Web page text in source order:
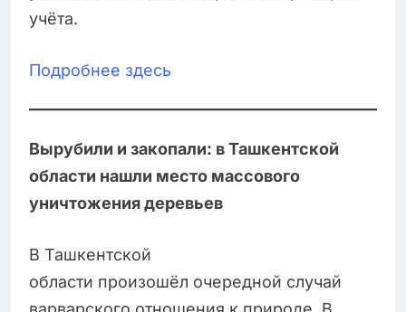
учёта.
Подробнее здесь
Вырубили и закопали: в Ташкентской
области нашли место массового
уничтожения деревьев
В Ташкентской
области произошёл очередной случай